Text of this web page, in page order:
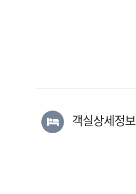
객실상세정보